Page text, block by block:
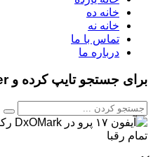
خانه ده
خانه نه
تماس با ما
درباره ما
برای جستجو تایپ کرده و Enter را بزنید